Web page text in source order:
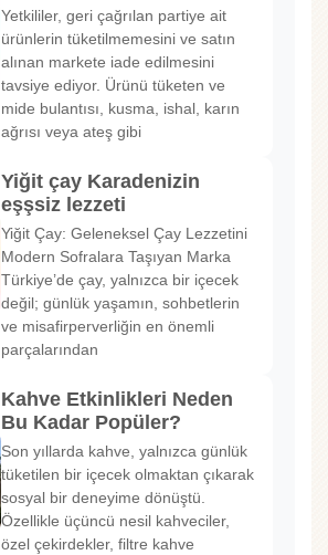
Yetkililer, geri çağrılan partiye ait
ürünlerin tüketilmemesini ve satın
alınan markete iade edilmesini
tavsiye ediyor. Ürünü tüketen ve
mide bulantısı, kusma, ishal, karın
ağrısı veya ateş gibi
Yiğit çay Karadenizin
eşşsiz lezzeti
Yiğit Çay: Geleneksel Çay Lezzetini
Modern Sofralara Taşıyan Marka
Türkiye’de çay, yalnızca bir içecek
değil; günlük yaşamın, sohbetlerin
ve misafirperverliğin en önemli
parçalarından
Kahve Etkinlikleri Neden
Bu Kadar Popüler?
Son yıllarda kahve, yalnızca günlük
tüketilen bir içecek olmaktan çıkarak
sosyal bir deneyime dönüştü.
Özellikle üçüncü nesil kahveciler,
özel çekirdekler, filtre kahve